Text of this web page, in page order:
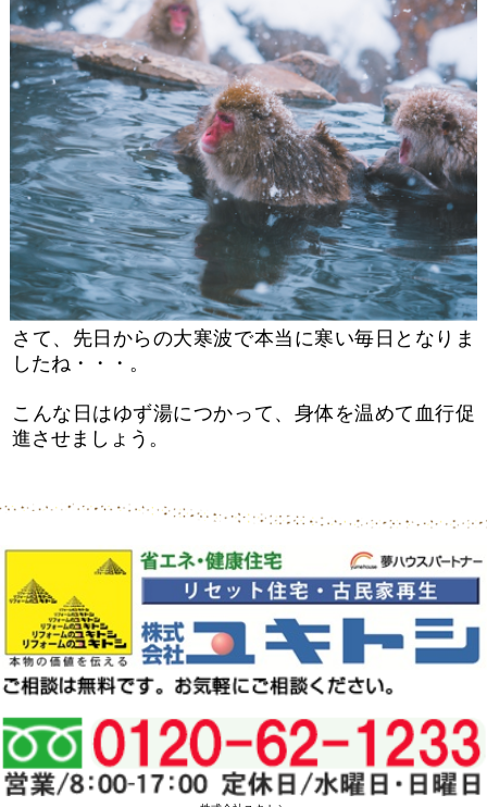
さて、先日からの大寒波で本当に寒い毎日となりま
したね・・・。
こんな日はゆず湯につかって、身体を温めて血行促
進させましょう。